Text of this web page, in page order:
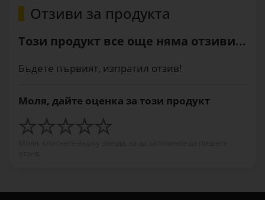
Отзиви за продукта
Този продукт все още няма отзиви...
Бъдете първият, изпратил отзив!
Моля, дайте оценка за този продукт